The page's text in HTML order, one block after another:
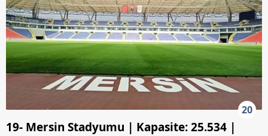
20
19- Mersin Stadyumu | Kapasite: 25.534 |